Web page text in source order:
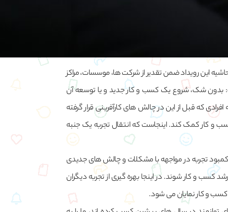
این رویداد ضمن تقدیر از شرکت ها، موسسات، مراکز
بدون شک، شروع یک کسب و کار جدید و یا توسعه آن
افرادی که قبل از این در چالش های کارآفرینی قرار گرفته
و کار کمک کند. اینجاست که انتقال تجربه یک جنبه
تجربه در مواجهه با مشکلات و چالش های جدیدی
و کار شوند. در اینجا بهره گیری از تجربه دیگران
و کار نمایان می شود.